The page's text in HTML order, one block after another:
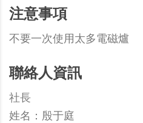
注意事項
不要一次使用太多電磁爐
聯絡人資訊
社長
姓名：殷于庭